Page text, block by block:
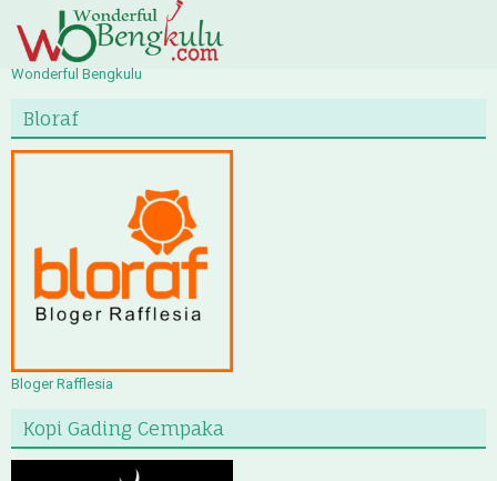
Wonderful Bengkulu
Bloraf
Bloger Rafflesia
Kopi Gading Cempaka